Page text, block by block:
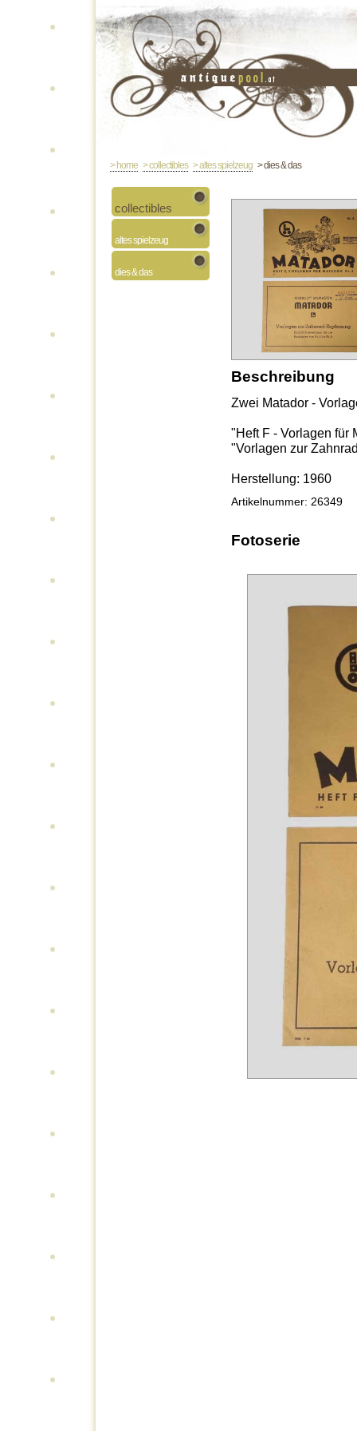
> home > collectibles > altes spielzeug > dies & das
collectibles
altes spielzeug
dies & das
Beschreibung
Zwei Matador -
"Heft F - Vorlagen für
"Vorlagen zur
Herstellung: 1960
Artikelnummer: 26349
Fotoserie